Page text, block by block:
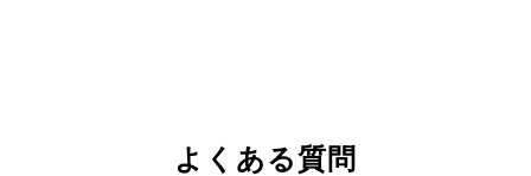
よくある質問